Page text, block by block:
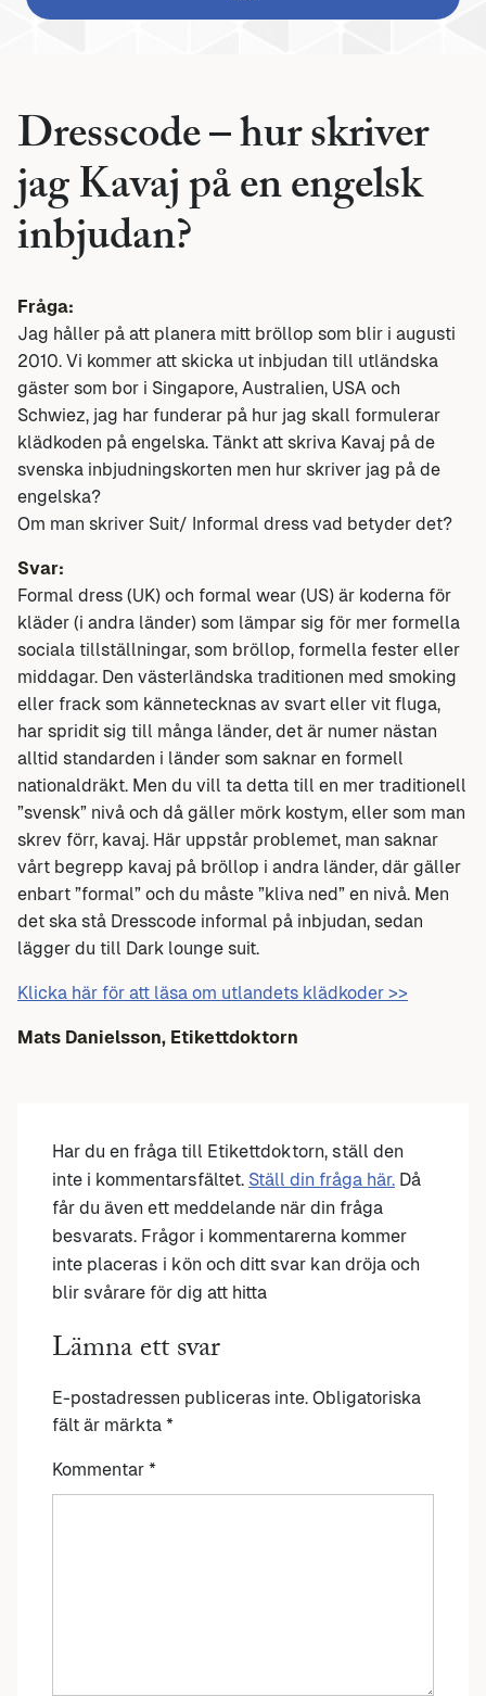
Dresscode – hur skriver
jag Kavaj på en engelsk
inbjudan?
Fråga:
Jag håller på att planera mitt bröllop som blir i augusti
2010. Vi kommer att skicka ut inbjudan till utländska
gäster som bor i Singapore, Australien, USA och
Schwiez, jag har funderar på hur jag skall formulerar
klädkoden på engelska. Tänkt att skriva Kavaj på de
svenska inbjudningskorten men hur skriver jag på de
engelska?
Om man skriver Suit/ Informal dress vad betyder det?
Svar:
Formal dress (UK) och formal wear (US) är koderna för
kläder (i andra länder) som lämpar sig för mer formella
sociala tillställningar, som bröllop, formella fester eller
middagar. Den västerländska traditionen med smoking
eller frack som kännetecknas av svart eller vit fluga,
har spridit sig till många länder, det är numer nästan
alltid standarden i länder som saknar en formell
nationaldräkt. Men du vill ta detta till en mer traditionell
”svensk” nivå och då gäller mörk kostym, eller som man
skrev förr, kavaj. Här uppstår problemet, man saknar
vårt begrepp kavaj på bröllop i andra länder, där gäller
enbart ”formal” och du måste ”kliva ned” en nivå. Men
det ska stå Dresscode informal på inbjudan, sedan
lägger du till Dark lounge suit.
Klicka här för att läsa om utlandets klädkoder >>
Mats Danielsson, Etikettdoktorn
Har du en fråga till Etikettdoktorn, ställ den
inte i kommentarsfältet. Ställ din fråga här. Då
får du även ett meddelande när din fråga
besvarats. Frågor i kommentarerna kommer
inte placeras i kön och ditt svar kan dröja och
blir svårare för dig att hitta
Lämna ett svar
E-postadressen publiceras inte. Obligatoriska
fält är märkta *
Kommentar *